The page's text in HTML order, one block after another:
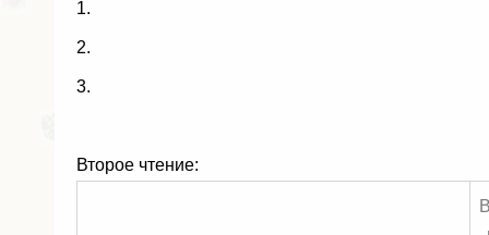
1.
2.
3.
Второе чтение: